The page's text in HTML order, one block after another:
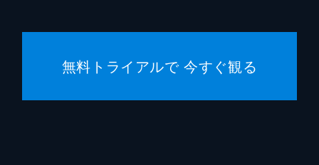
無料トライアルで 今すぐ観る